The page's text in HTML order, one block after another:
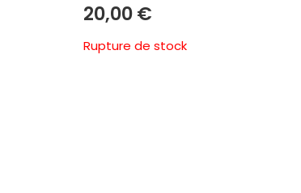
20,00€
Rupture de stock